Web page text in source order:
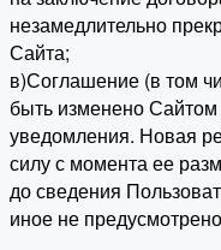
незамедлительно
Сайта;
в)Соглашение (в том
быть изменено Сайтом
уведомления. Новая
силу с момента ее
до сведения
иное не